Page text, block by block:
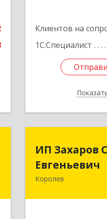
Клиентов на
1С:Специалист
ИП Захаров
Евгеньевич
Королев
ИП
141092,